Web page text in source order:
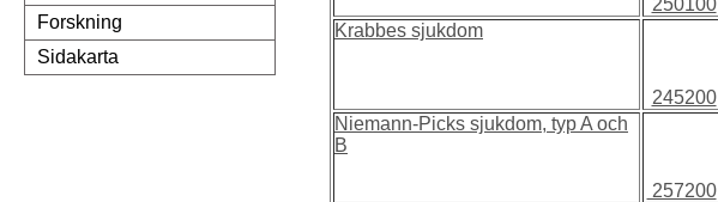
Forskning
Sidakarta
Krabbes sjukdom
245200
Niemann-Picks sjukdom, typ A och
B
257200